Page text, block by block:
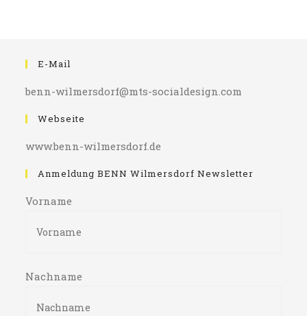
E-Mail
benn-wilmersdorf@mts-socialdesign.com
Webseite
www.benn-wilmersdorf.de
Anmeldung BENN Wilmersdorf Newsletter
Vorname
Nachname